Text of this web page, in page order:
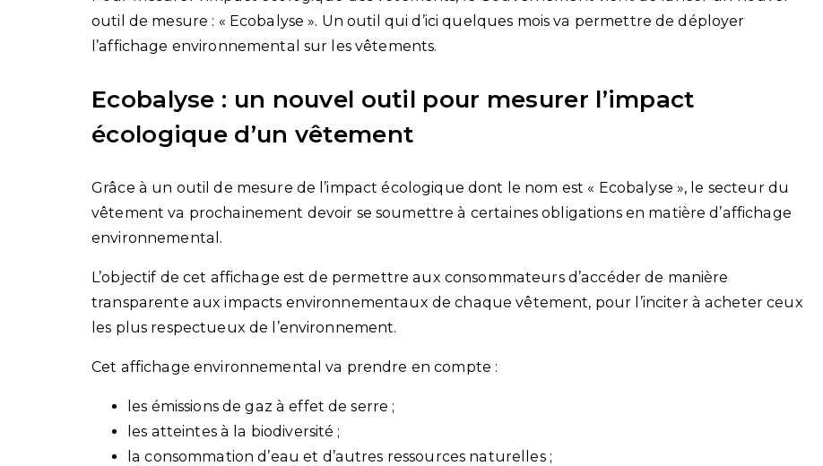
outil de mesure : « Ecobalyse ». Un outil qui d’ici quelques mois va permettre de déployer
l’affichage environnemental sur les vêtements.
Ecobalyse : un nouvel outil pour mesurer l’impact
écologique d’un vêtement
Grâce à un outil de mesure de l’impact écologique dont le nom est « Ecobalyse », le secteur du
vêtement va prochainement devoir se soumettre à certaines obligations en matière d’affichage
environnemental.
L’objectif de cet affichage est de permettre aux consommateurs d’accéder de manière
transparente aux impacts environnementaux de chaque vêtement, pour l’inciter à acheter ceux
les plus respectueux de l’environnement.
Cet affichage environnemental va prendre en compte :
les émissions de gaz à effet de serre ;
les atteintes à la biodiversité ;
la consommation d’eau et d’autres ressources naturelles ;